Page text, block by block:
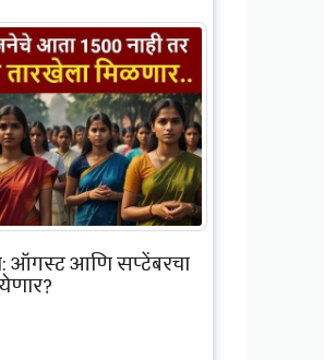
ऑगस्ट आणि सप्टेंबरचा